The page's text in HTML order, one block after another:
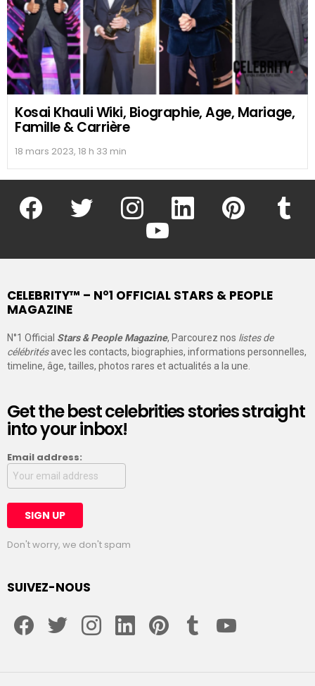
Kosai Khauli Wiki, Biographie, Age, Mariage,
Famille & Carrière
18 mars 2023, 18 h 33 min
facebook twitter instagram linkedin pinterest
youtube
CELEBRITY™ – N°1 OFFICIAL STARS & PEOPLE
MAGAZINE
N°1 Official Stars & People Magazine, Parcourez nos listes de
célébritésavec les contacts, biographies, informations personnelles,
timeline, âge, tailles, photos rares et actualités a la une.
Get the best celebrities stories straight
into your inbox!
Email address:
Don't worry, we don't spam
SUIVEZ-NOUS